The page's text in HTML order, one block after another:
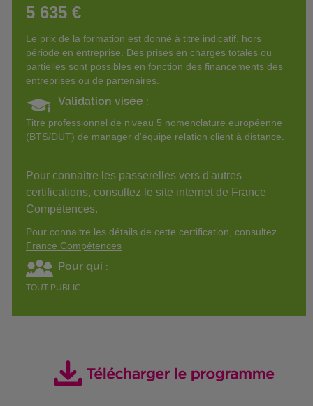
5 635 €
Le prix de la formation est donné à titre indicatif, hors
période en entreprise. Des prises en charges totales ou
partielles sont possibles en fonction des financements des
entreprises ou de partenaires
Validation visée :
Titre professionnel de niveau 5 nomenclature européenne
(BTS/DUT) de manager d'équipe relation client à distance.
Pour connaitre les passerelles vers d'autres
certifications, consultez le site internet de France
Compétences.
Pour connaitre les détails de cette certification, consultez
France Compétences
Pour qui :
TOUT PUBLIC